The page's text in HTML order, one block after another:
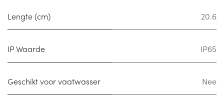
Lengte (cm) 20.6
IP Waarde IP65
Geschikt voor vaatwasser Nee